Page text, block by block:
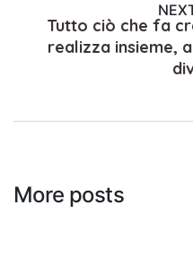
Tutto ciò che fa
realizza insieme,
More posts